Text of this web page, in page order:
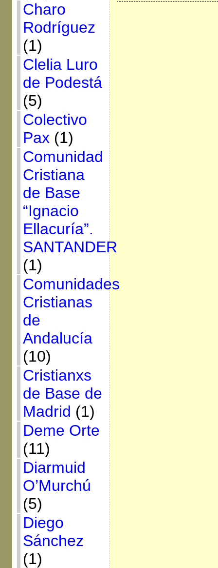
Charo
Rodríguez
(1)
Clelia Luro
de Podestá
(5)
Colectivo
Pax (1)
Comunidad
Cristiana
de Base
“Ignacio
Ellacuría”.
SANTANDER
(1)
Comunidades
Cristianas
de
Andalucía
(10)
Cristianxs
de Base de
Madrid (1)
Deme Orte
(11)
Diarmuid
O’Murchú
(5)
Diego
Sánchez
(1)